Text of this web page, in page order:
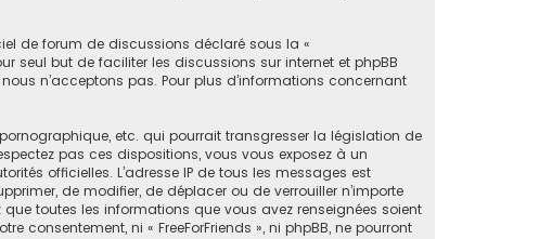
de forum de discussions déclaré sous la «
seul but de faciliter les discussions sur internet et phpBB
n’acceptons pas. Pour plus d’informations concernant
etc. qui pourrait transgresser la législation de
pas ces dispositions, vous vous exposez à un
officielles. L’adresse IP de tous les messages est
de modifier, de déplacer ou de verrouiller n’importe
toutes les informations que vous avez renseignées soient
consentement, ni « FreeForFriends », ni phpBB, ne pourront